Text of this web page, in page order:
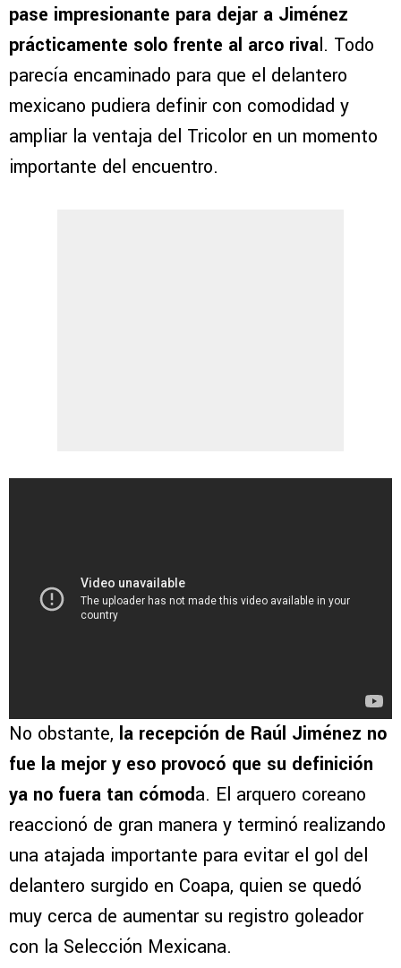
pase impresionante para dejar a Jiménez
prácticamente solo frente al arco rival. Todo
parecía encaminado para que el delantero
mexicano pudiera definir con comodidad y
ampliar la ventaja del Tricolor en un momento
importante del encuentro.
No obstante, la recepción de Raúl Jiménez no
fue la mejor y eso provocó que su definición
ya no fuera tan cómoda. El arquero coreano
reaccionó de gran manera y terminó realizando
una atajada importante para evitar el gol del
delantero surgido en Coapa, quien se quedó
muy cerca de aumentar su registro goleador
con la Selección Mexicana.